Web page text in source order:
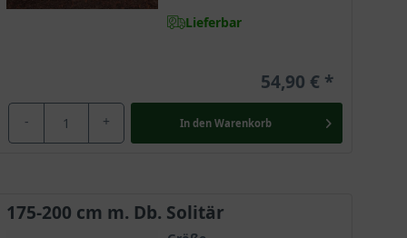
Lieferbar
54,90 €
- + In den Warenkorb
175-200 cm m. Db. Solitär